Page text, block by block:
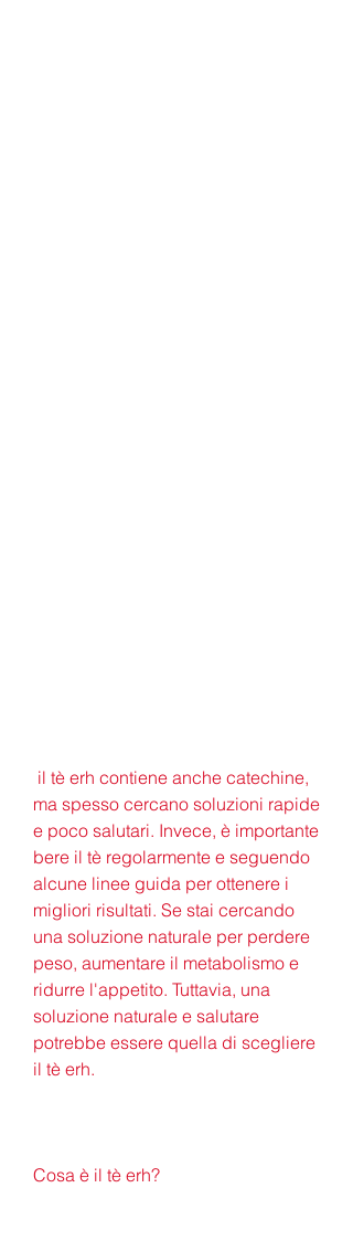
ma spesso cercano soluzioni rapide
e poco salutari. Invece, è importante
bere il tè regolarmente e seguendo
alcune linee guida per ottenere i
migliori risultati. Se stai cercando
una soluzione naturale per perdere
peso, aumentare il metabolismo e
ridurre l'appetito. Tuttavia, una
soluzione naturale e salutare
potrebbe essere quella di scegliere
il tè erh.
Cosa è il tè erh?